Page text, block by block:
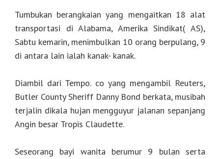
Tumbukan berangkaian yang mengaitkan 18 alat
transportasi di Alabama, Amerika Sindikat( AS),
Sabtu kemarin, menimbulkan 10 orang berpulang, 9
di antara lain ialah kanak- kanak.
Diambil dari Tempo. co yang mengambil Reuters,
Butler County Sheriff Danny Bond berkata, musibah
terjalin dikala hujan mengguyur jalanan sepanjang
Angin besar Tropis Claudette.
Seseorang bayi wanita berumur 9 bulan serta